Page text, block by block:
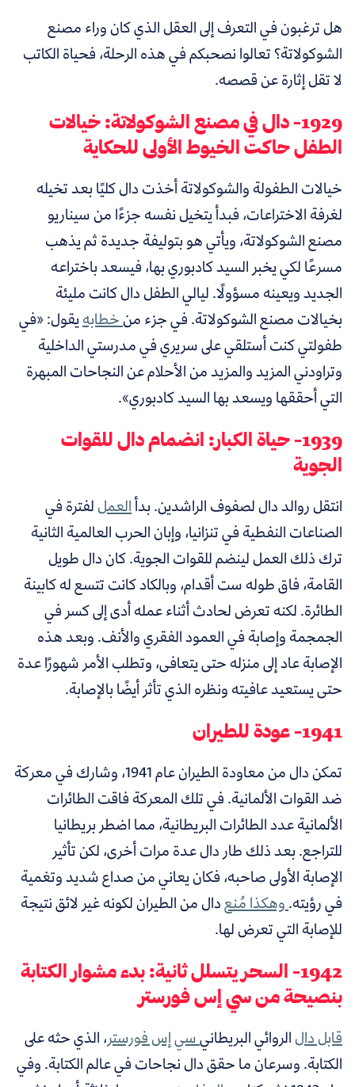
هل ترغبون في التعرف إلى العقل الذي كان وراء مصنع
الشوكولاتة؟ تعالوا نصحبكم في هذه الرحلة، فحياة الكاتب
لا تقل إثارة عن قصصه.
1929- دال في مصنع الشوكولاتة: خيالات
الطفل حاكت الخيوط الأولى للحكاية
خيالات الطفولة والشوكولاتة أخذت دال كليًا بعد تخيله
لغرفة الاختراعات، فبدأ يتخيل نفسه جزءًا من سيناريو
مصنع الشوكولاتة، ويأتي هو بتوليفة جديدة ثم يذهب
مسرعًا لكي يخبر السيد كادبوري بها، فيسعد باختراعه
الجديد ويعينه مسؤولًا. ليالي الطفل دال كانت مليئة
بخيالات مصنع الشوكولاتة. في جزء منخطابهيقول: «في
طفولتي كنت أستلقي على سريري في مدرستي الداخلية
وتراودني المزيد والمزيد من الأحلام عن النجاحات المبهرة
التي أحققها ويسعد بها السيد كادبوري».
1939- حياة الكبار: انضمام دال للقوات
الجوية
انتقل روالد دال لصفوف الراشدين. بدأالعمللفترة في
الصناعات النفطية في تنزانيا، وإبان الحرب العالمية الثانية
ترك ذلك العمل لينضم للقوات الجوية. كان دال طويل
القامة، فاق طوله ست أقدام، وبالكاد كانت تتسع له كابينة
الطائرة. لكنه تعرض لحادث أثناء عمله أدى إلى كسر في
الجمجمة وإصابة في العمود الفقري والأنف. وبعد هذه
الإصابة عاد إلى منزله حتى يتعافى، وتطلب الأمر شهورًا عدة
حتى يستعيد عافيته ونظره الذي تأثر أيضًا بالإصابة.
1941- عودة للطيران
تمكن دال من معاودة الطيران عام 1941، وشارك في معركة
ضد القوات الألمانية. في تلك المعركة فاقت الطائرات
الألمانية عدد الطائرات البريطانية، مما اضطر بريطانيا
للتراجع. بعد ذلك طار دال عدة مرات أخرى، لكن تأثير
الإصابة الأولى صاحبه، فكان يعاني من صداع شديد وتغمية
في رؤيته.وهكذامُنعدال من الطيران لكونه غير لائق نتيجة
للإصابة التي تعرض لها.
1942- السحر يتسلل ثانية: بدء مشوار الكتابة
بنصيحة من سي إس فورستر
قابل دالالروائي البريطانيسي إس فورستر، الذي حثه على
الكتابة. وسرعان ما حقق دال نجاحات في عالم الكتابة. وفي